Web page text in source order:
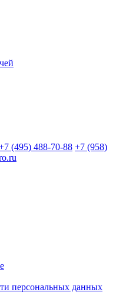
(495) 488-70-88 +7 (958)
персональных данных